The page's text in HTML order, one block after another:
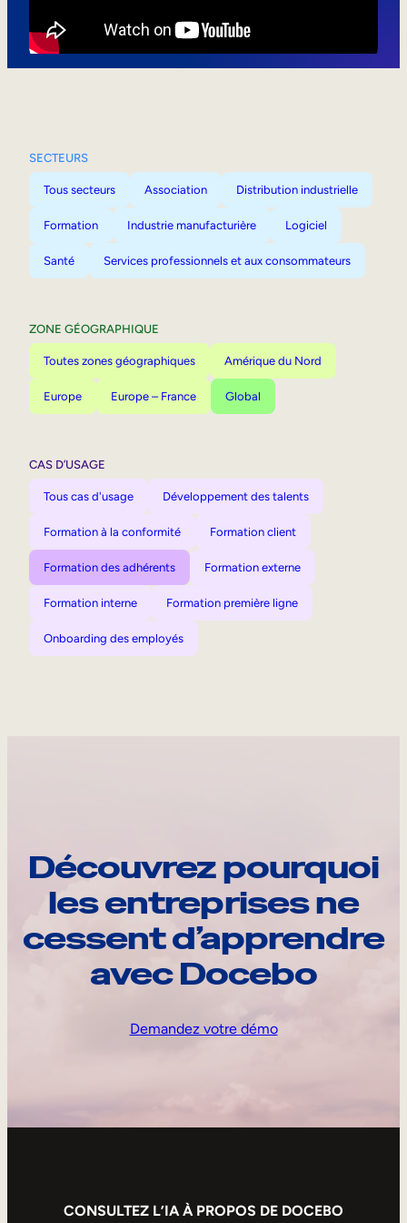
SECTEURS
Tous secteurs Association Distribution industrielle
Formation Industrie manufacturière Logiciel
Santé Services professionnels et aux consommateurs
ZONE GÉOGRAPHIQUE
Toutes zones géographiques Amérique du Nord
Europe Europe – France Global
CAS D’USAGE
Tous cas d'usage Développement des talents
Formation à la conformité Formation client
Formation des adhérents Formation externe
Formation interne Formation première ligne
Onboarding des employés
Découvrez pourquoi
les entreprises ne
cessent d’apprendre
avec Docebo
Demandez votre démo
CONSULTEZ L’IA À PROPOS DE DOCEBO